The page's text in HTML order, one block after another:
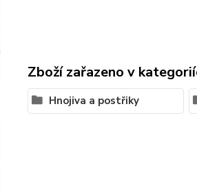
Zboží zařazeno v
Hnojiva a postřiky